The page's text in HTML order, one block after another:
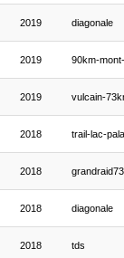
2019 diagonale
2019 90km-
2019 vulcain-
2018 trail-lac-
2018
2018 diagonale
2018 tds